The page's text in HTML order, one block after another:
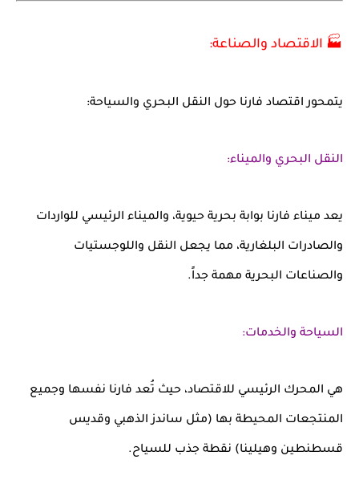
🏭 الاقتصاد والصناعة:
يتمحور اقتصاد فارنا حول النقل البحري والسياحة:
النقل البحري والميناء:
يعد ميناء فارنا بوابة بحرية حيوية، والميناء الرئيسي للواردات
والصادرات البلغارية، مما يجعل النقل واللوجستيات
والصناعات البحرية مهمة جداً.
السياحة والخدمات:
هي المحرك الرئيسي للاقتصاد، حيث تُعد فارنا نفسها وجميع
المنتجعات المحيطة بها (مثل ساندز الذهبي وقديس
قسطنطين وهيلينا) نقطة جذب للسياح.